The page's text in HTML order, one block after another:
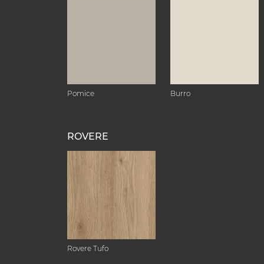
Pomice Burro
ROVERE
Rovere Tufo